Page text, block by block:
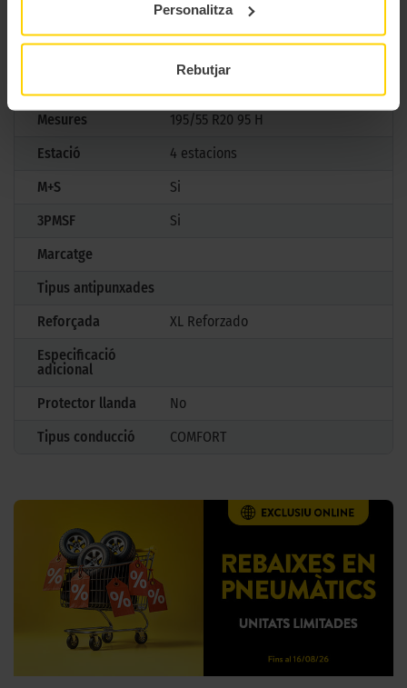
Personalitza
Rebutjar
Mesures
195/55 R20 95 H
Estació
4 estacions
M+S
Si
3PMSF
Si
Marcatge
Tipus antipunxades
Reforçada
XL Reforzado
Especificació
adicional
Protector llanda
No
Tipus conducció
COMFORT